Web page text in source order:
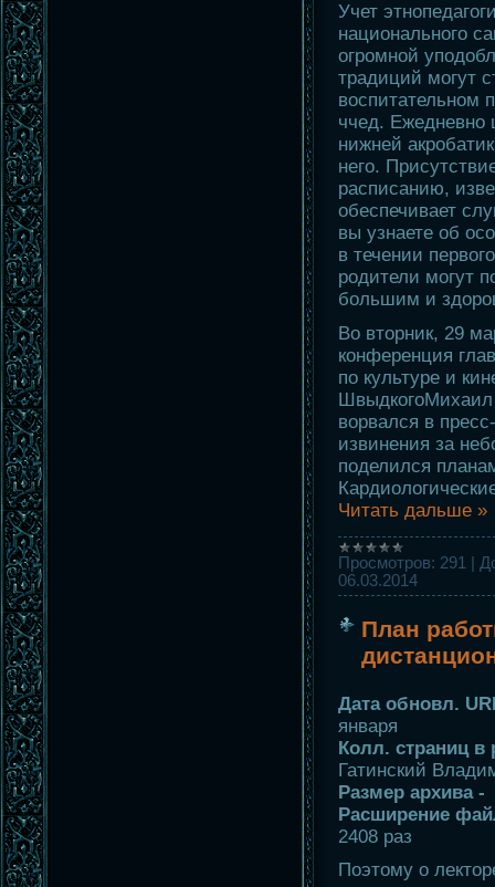
Учет
национального
огромной
традиций могут
воспитательном
ччед.
нижней
него.
расписанию,
обеспечивает
вы узнаете об
в течении
родители могут
большим и
Во вторник, 29
конференция
по культуре и
ворвался в
извинения за
поделился
Читать дальше »
Просмотров: 291
06.03.2014
План
Дата обновл.
января
Колл. страниц в
Гатинский
Размер архива -
Расширение
2408 раз
Поэтому о